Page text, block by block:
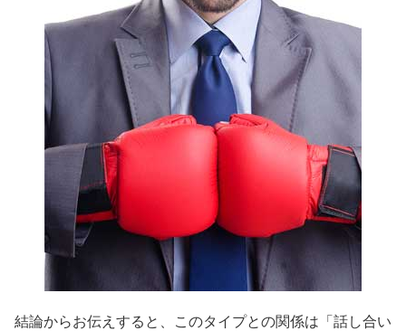
結論からお伝えすると、このタイプとの関係は「話し合い